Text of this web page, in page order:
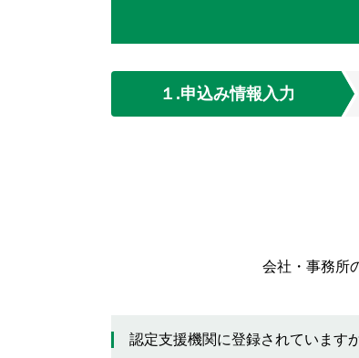
１.申込み情報入力
会社・事務所
認定支援機関に登録されています